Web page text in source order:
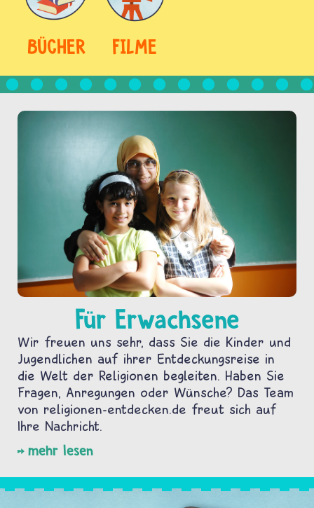
BÜCHER FILME
Für Erwachsene
Wir freuen uns sehr, dass Sie die Kinder und
Jugendlichen auf ihrer Entdeckungsreise in
die Welt der Religionen begleiten. Haben Sie
Fragen, Anregungen oder Wünsche? Das Team
von religionen-entdecken.de freut sich auf
Ihre Nachricht.
mehr lesen